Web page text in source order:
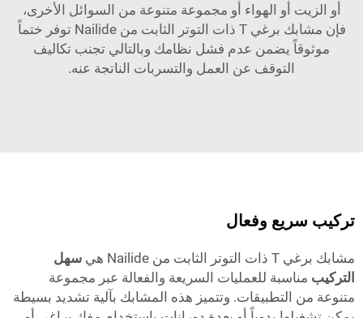
أو الزيت أو الهواء أو مجموعة متنوعة من السوائل الأخرى،
فإن مشابك برغي T ذات التوتر الثابت من Nailide توفر ختماً
موثوقاً يضمن عدم فشل نظامك وبالتالي تجنب تكاليف
التوقف عن العمل والتسربات الناتجة عنه.
تركيب سريع وفعال
مشابك برغي T ذات التوتر الثابت من Nailide هي
سهل
التركيب مناسبة للعمليات السريعة والفعالة عبر مجموعة
متنوعة من التطبيقات. وتتميز هذه المشابك بآلية تشديد بسيطة